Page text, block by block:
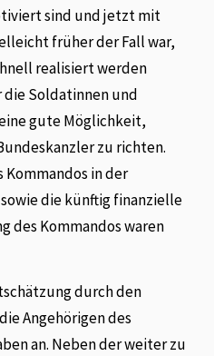
sind und jetzt mit
früher der Fall war,
realisiert werden
die Soldatinnen und
gute Möglichkeit,
zu richten.
Kommandos in der
die künftig finanzielle
des Kommandos waren
durch den
Angehörigen des
an. Neben der weiter zu